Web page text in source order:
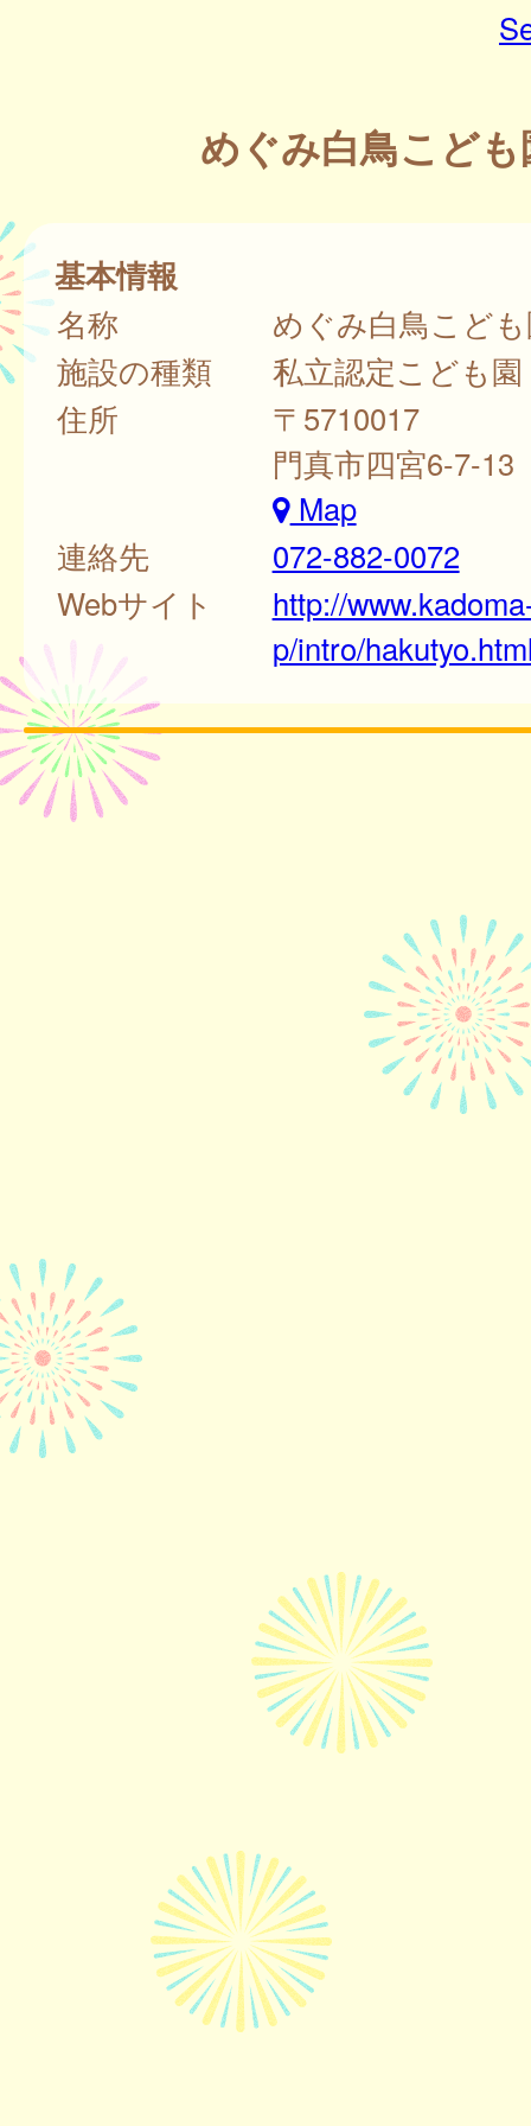
めぐみ白鳥こども
基本情報
名称
めぐみ白鳥こど
施設の種類
私立認定こども園
住所
〒5710017
門真市四宮6-7-13
Map
連絡先
072-882-0072
Webサイト
http://
p/intro/